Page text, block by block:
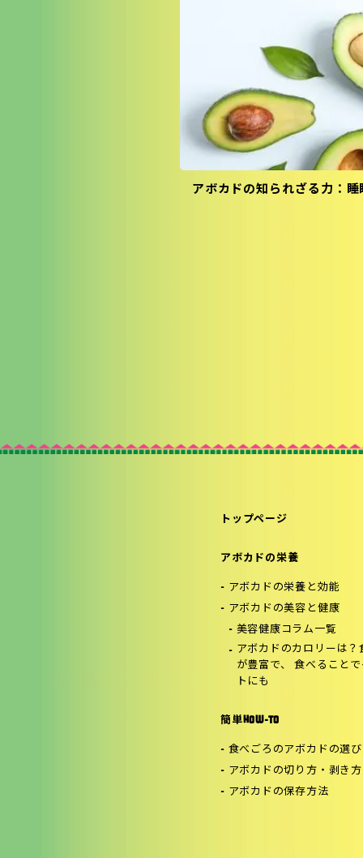
アボカドの知られざる力：
トップページ
アボカドの栄養
アボカドの栄養と効能
アボカドの美容と健康
美容健康コラム一覧
アボカドのカロリーは？
が豊富で、 食べること
トにも
簡単HOW-TO
食べごろのアボカドの選
アボカドの切り方・剥き方
アボカドの保存方法